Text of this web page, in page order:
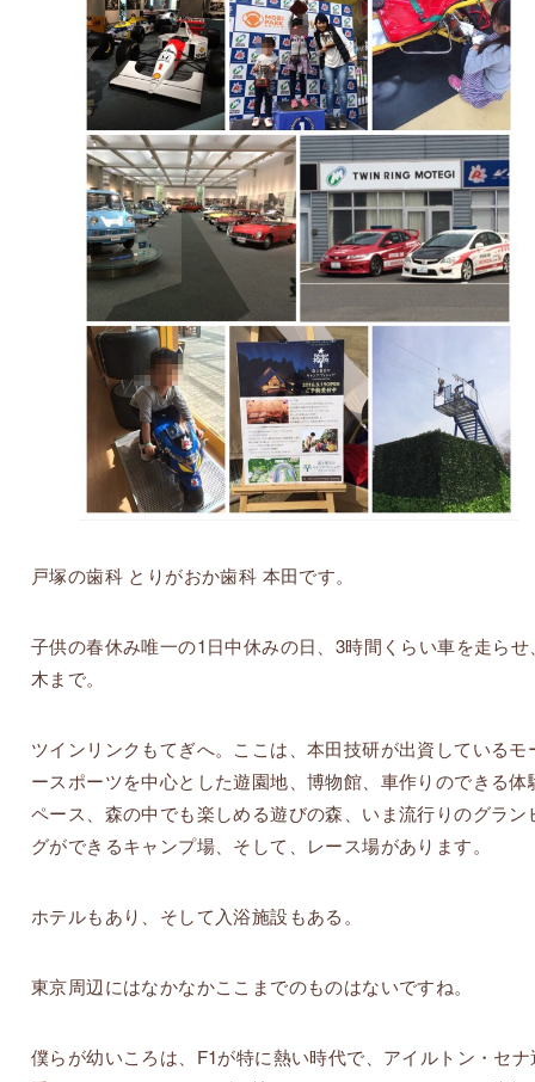
戸塚の歯科 とりがおか歯科 本田です。
子供の春休み唯一の1日中休みの日、3時間くらい車を走らせ
木まで。
ツインリンクもてぎへ。ここは、本田技研が出資しているモ
ースポーツを中心とした遊園地、博物館、車作りのできる体
ペース、森の中でも楽しめる遊びの森、いま流行りのグラン
グができるキャンプ場、そして、レース場があります。
ホテルもあり、そして入浴施設もある。
東京周辺にはなかなかここまでのものはないですね。
僕らが幼いころは、F1が特に熱い時代で、アイルトン・セナ